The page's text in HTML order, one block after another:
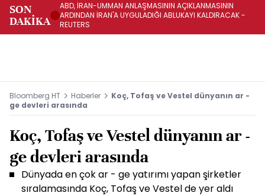
SON
DAKİKA
ABD, İRAN-UMMAN ANLAŞMASININ AÇIKLANMASININ
ARDINDAN İRAN'A UYGULADIĞI ABLUKAYI KALDIRACAK -
REUTERS
Bloomberg HT Haberler
Koç, Tofaş ve Vestel dünyanın ar -
ge devleri arasında
Koç, Tofaş ve Vestel dünyanın ar -
ge devleri arasında
Dünyada en çok ar - ge yatırımı yapan şirketler
sıralamasında Koç, Tofaş ve Vestel de yer aldı